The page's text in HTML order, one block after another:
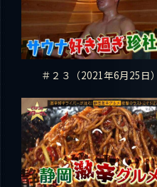
＃２３（2021年6月25日）